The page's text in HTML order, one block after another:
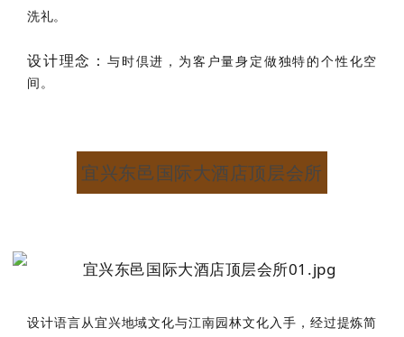
洗礼。
设计理念：与时倶进，为客户量身定做独特的个性化空
间。
宜兴东邑国际大酒店顶层会所
设计语言从宜兴地域文化与江南园林文化入手，经过提炼简